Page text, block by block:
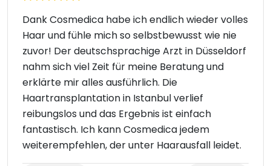
Dank Cosmedica habe ich endlich wieder volles
Haar und fühle mich so selbstbewusst wie nie
zuvor! Der deutschsprachige Arzt in Düsseldorf
nahm sich viel Zeit für meine Beratung und
erklärte mir alles ausführlich. Die
Haartransplantation in Istanbul verlief
reibungslos und das Ergebnis ist einfach
fantastisch. Ich kann Cosmedica jedem
weiterempfehlen, der unter Haarausfall leidet.